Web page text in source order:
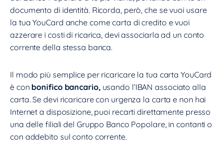
documento di identità. Ricorda, però, che se vuoi usare
la tua YouCard anche come carta di credito e vuoi
azzerare i costi di ricarica, devi associarla ad un conto
corrente della stessa banca.
Il modo più semplice per ricaricare la tua carta YouCard
è con bonifico bancario,usando l’IBAN associato alla
carta. Se devi ricaricare con urgenza la carta e non hai
Internet a disposizione, puoi recarti direttamente presso
una delle filiali del Gruppo Banco Popolare, in contanti o
con addebito sul conto corrente.